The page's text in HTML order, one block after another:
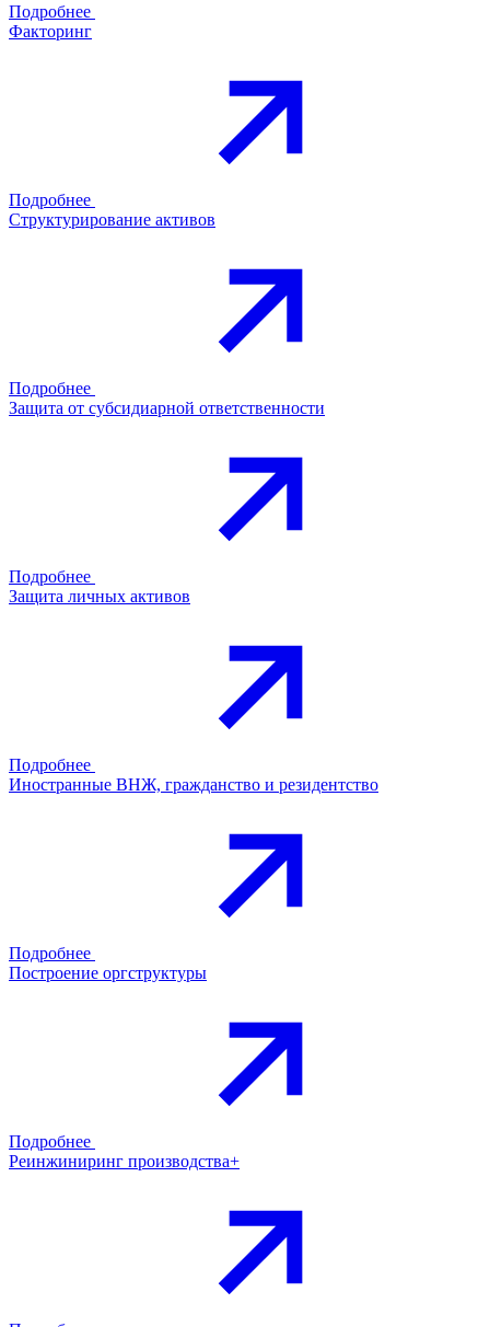
Подробнее
Факторинг
Подробнее
Структурирование активов
Подробнее
Защита от субсидиарной ответственности
Подробнее
Защита личных активов
Подробнее
Иностранные ВНЖ, гражданство и резидентство
Подробнее
Построение оргструктуры
Подробнее
Реинжиниринг производства+